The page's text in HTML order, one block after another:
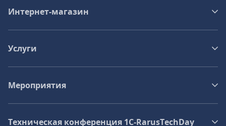
Интернет-магазин
Услуги
Мероприятия
Техническая конференция 1C‑RarusTechDay